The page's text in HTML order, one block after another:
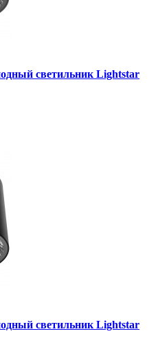
светильник Lightstar
светильник Lightstar